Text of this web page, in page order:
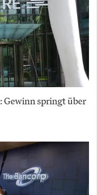
Gewinn springt über